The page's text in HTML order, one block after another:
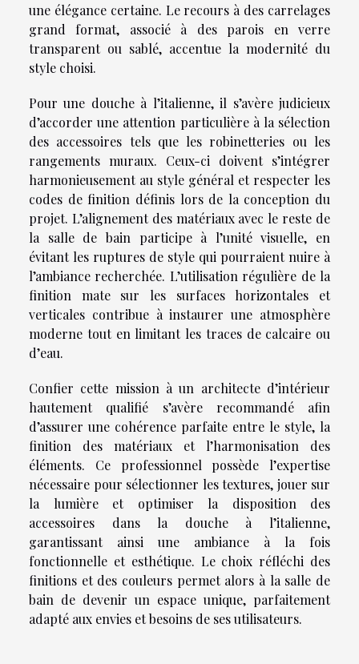
une élégance certaine. Le recours à des carrelages
grand format, associé à des parois en verre
transparent ou sablé, accentue la modernité du
style choisi.
Pour une douche à l’italienne, il s’avère judicieux
d’accorder une attention particulière à la sélection
des accessoires tels que les robinetteries ou les
rangements muraux. Ceux-ci doivent s’intégrer
harmonieusement au style général et respecter les
codes de finition définis lors de la conception du
projet. L’alignement des matériaux avec le reste de
la salle de bain participe à l’unité visuelle, en
évitant les ruptures de style qui pourraient nuire à
l’ambiance recherchée. L’utilisation régulière de la
finition mate sur les surfaces horizontales et
verticales contribue à instaurer une atmosphère
moderne tout en limitant les traces de calcaire ou
d’eau.
Confier cette mission à un architecte d’intérieur
hautement qualifié s’avère recommandé afin
d’assurer une cohérence parfaite entre le style, la
finition des matériaux et l’harmonisation des
éléments. Ce professionnel possède l’expertise
nécessaire pour sélectionner les textures, jouer sur
la lumière et optimiser la disposition des
accessoires dans la douche à l’italienne,
garantissant ainsi une ambiance à la fois
fonctionnelle et esthétique. Le choix réfléchi des
finitions et des couleurs permet alors à la salle de
bain de devenir un espace unique, parfaitement
adapté aux envies et besoins de ses utilisateurs.